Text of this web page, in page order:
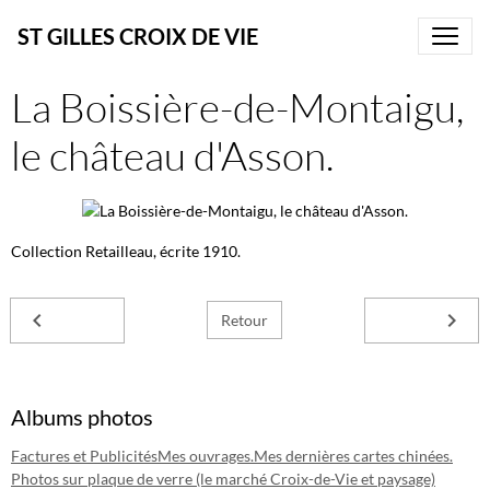
ST GILLES CROIX DE VIE
La Boissière-de-Montaigu,
le château d'Asson.
Collection Retailleau, écrite 1910.
Retour
Albums photos
Factures et PublicitésMes ouvrages.Mes dernières cartes chinées.
Photos sur plaque de verre (le marché Croix-de-Vie et paysage)